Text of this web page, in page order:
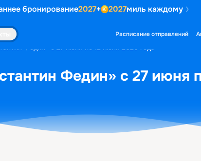
бронирование2027+ 2027миль каждому
Расписание отправлений
Федин» с 27 июня по 12 июля 2026 года
Федин» с 27 июня